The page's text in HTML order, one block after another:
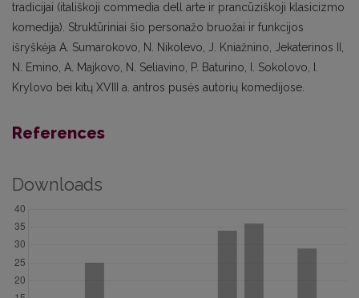
tradicijai (itališ­koji commedia dell arte ir prancūziškoji klasicizmo
komedija). Struktūriniai šio personažo bruožai ir funkcijos
išryškėja A. Sumarokovo, N. Nikolevo, J. Kniažnino, Jekaterinos II,
N. Emino, A. Majkovo, N. Seliavino, P. Baturino, I. Sokolovo, I.
Krylovo bei kitų XVIII a. antros pusės autorių komedijose.
References
Downloads